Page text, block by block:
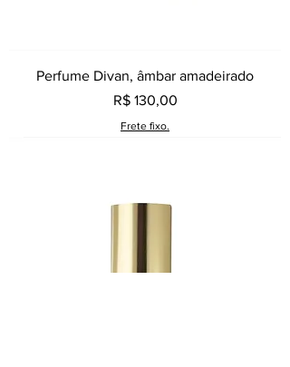
Perfume Divan, âmbar amadeirado
Preço
R$ 130,00
Frete fixo.